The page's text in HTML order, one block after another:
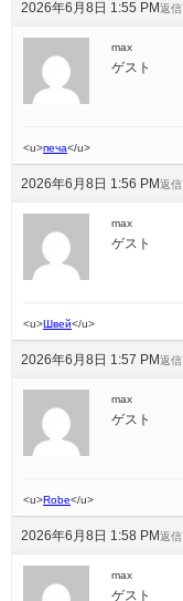
2026年6月8日 1:55 PM 返信
max
ゲスト
<u>печа</u>
2026年6月8日 1:56 PM 返信
max
ゲスト
<u> Швей</u>
2026年6月8日 1:57 PM 返信
max
ゲスト
<u>Robe</u>
2026年6月8日 1:58 PM 返信
max
ゲスト